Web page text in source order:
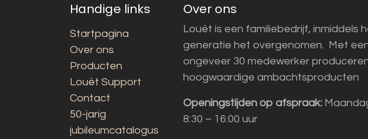
Handige links
Startpagina
Over ons
Producten
Louët Support
Contact
50-jarig
jubileumcatalogus
Over ons
Louët is een familiebedrijf, inmiddels
generatie het overgenomen. Met
ongeveer 30 medewerker
hoogwaardige ambachtsproducten
Openingstijden op afspraak:
8:30 – 16:00 uur